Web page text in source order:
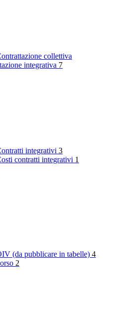
collettiva
integrativa 7
integrativi 3
contratti integrativi 1
(da pubblicare in tabelle) 4
2